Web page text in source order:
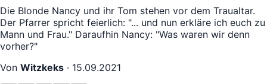
Die Blonde Nancy und ihr Tom stehen vor dem Traualtar.
Der Pfarrer spricht feierlich: "... und nun erkläre ich euch zu
Mann und Frau." Daraufhin Nancy: "Was waren wir denn
vorher?"
Von Witzkeks · 15.09.2021